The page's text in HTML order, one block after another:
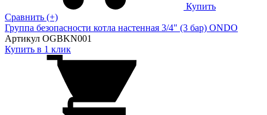
Купить
Сравнить (+)
Группа безопасности котла настенная 3/4" (3 бар) ONDO
Артикул OGBKN001
Купить в 1 клик